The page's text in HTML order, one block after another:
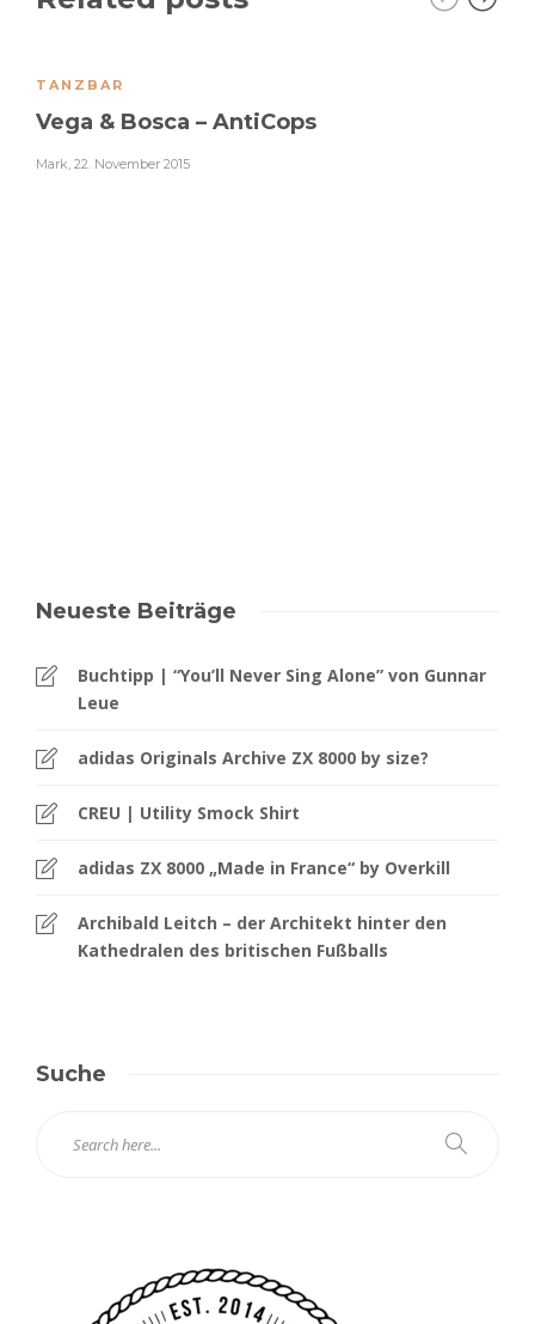
TANZBAR
Vega & Bosca – AntiCops
Mark, 22. November 2015
Neueste Beiträge
Buchtipp | “You’ll Never Sing Alone” von Gunnar
Leue
adidas Originals Archive ZX 8000 by size?
CREU | Utility Smock Shirt
adidas ZX 8000 „Made in France“ by Overkill
Archibald Leitch – der Architekt hinter den
Kathedralen des britischen Fußballs
Suche